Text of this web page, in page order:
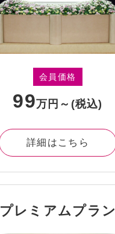
会員価格
99万円～ (税込)
詳細はこちら
プレミアムプラン